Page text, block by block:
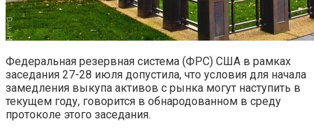
Федеральная резервная система (ФРС) США в рамках
заседания 27-28 июля допустила, что условия для начала
замедления выкупа активов с рынка могут наступить в
текущем году, говорится в обнародованном в среду
протоколе этого заседания.